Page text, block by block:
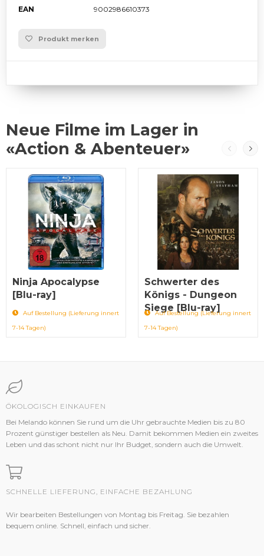
EAN
9002986610373
Produkt merken
Neue Filme im Lager in
«Action & Abenteuer»
Ninja Apocalypse
[Blu-ray]
Auf Bestellung (Lieferung innert
7-14 Tagen)
Schwerter des
Königs - Dungeon
Siege [Blu-ray]
Auf Bestellung (Lieferung innert
7-14 Tagen)
ÖKOLOGISCH EINKAUFEN
Bei Melando können Sie rund um die Uhr gebrauchte Medien bis zu 80
Prozent günstiger bestellen als Neu. Damit bekommen Medien ein zweites
Leben und das schont nicht nur Ihr Budget, sondern auch die Umwelt.
SCHNELLE LIEFERUNG, EINFACHE BEZAHLUNG
Wir bearbeiten Bestellungen von Montag bis Freitag. Sie bezahlen
bequem online. Schnell, einfach und sicher.